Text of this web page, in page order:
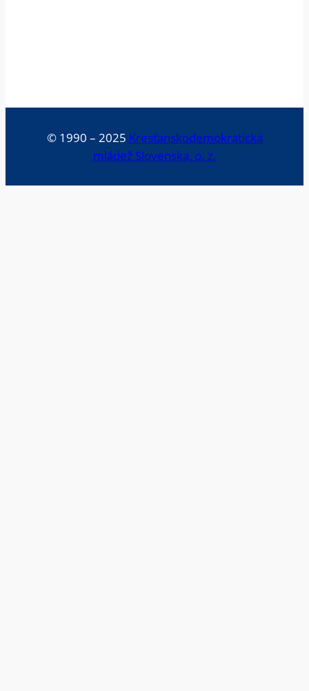
© 1990 – 2025 Kresťanskodemokratická
mládež Slovenska, o. z.